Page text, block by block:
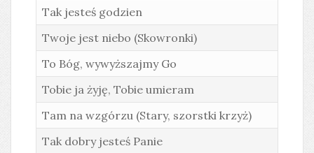
Tak jesteś godzien
Twoje jest niebo (Skowronki)
To Bóg, wywyższajmy Go
Tobie ja żyję, Tobie umieram
Tam na wzgórzu (Stary, szorstki krzyż)
Tak dobry jesteś Panie